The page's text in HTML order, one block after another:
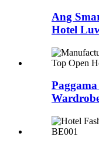
Ang
Hotel